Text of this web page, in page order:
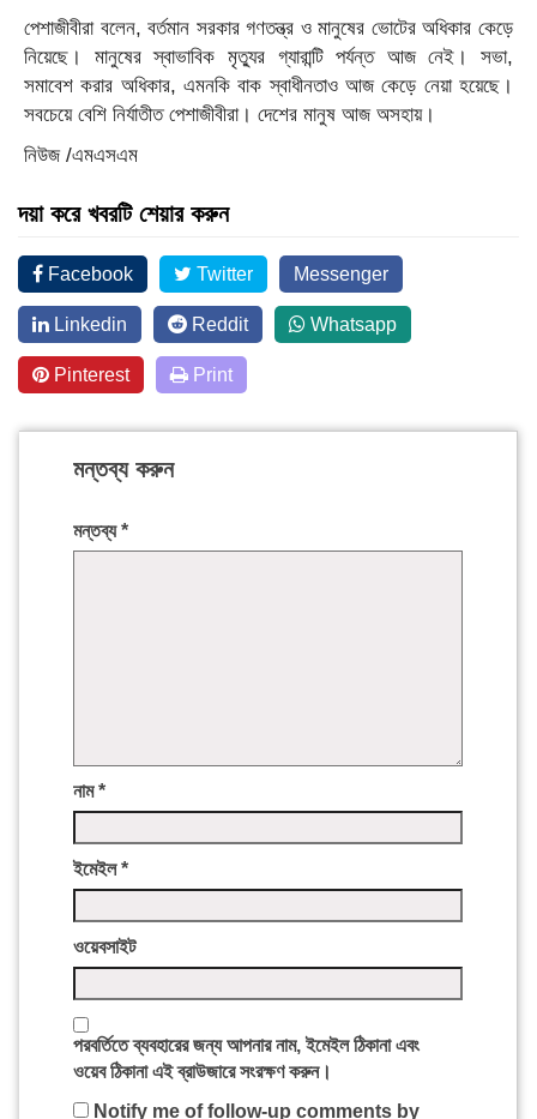
পেশাজীবীরা বলেন, বর্তমান সরকার গণতন্ত্র ও মানুষের ভোটের অধিকার কেড়ে
নিয়েছে। মানুষের স্বাভাবিক মৃত্যুর গ্যারান্টি পর্যন্ত আজ নেই। সভা,
সমাবেশ করার অধিকার, এমনকি বাক স্বাধীনতাও আজ কেড়ে নেয়া হয়েছে।
সবচেয়ে বেশি নির্যাতীত পেশাজীবীরা। দেশের মানুষ আজ অসহায়।
নিউজ /এমএসএম
দয়া করে খবরটি শেয়ার করুন
Facebook Twitter Messenger
Linkedin Reddit Whatsapp
Pinterest Print
মন্তব্য করুন
মন্তব্য*
নাম*
ইমেইল*
ওয়েবসাইট
পরবর্তিতে ব্যবহারের জন্য আপনার নাম, ইমেইল ঠিকানা এবং
ওয়েব ঠিকানা এই ব্রাউজারে সংরক্ষণ করুন।
Notify me of follow-up comments by